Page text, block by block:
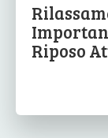
Riposo